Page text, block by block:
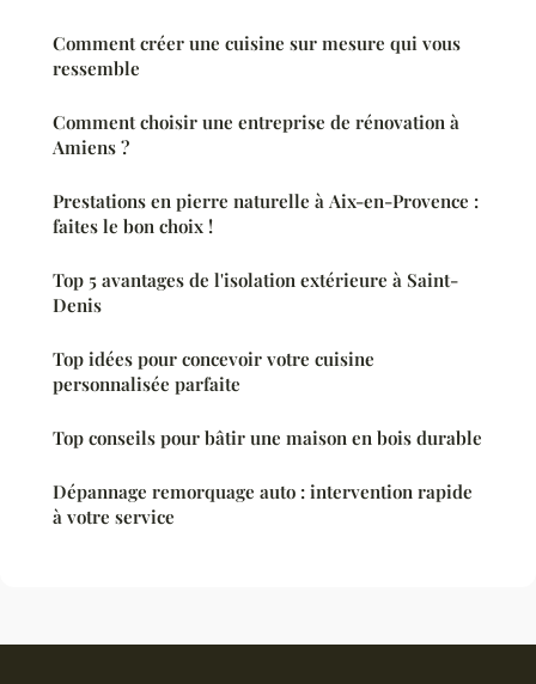
Comment créer une cuisine sur mesure qui vous
ressemble
Comment choisir une entreprise de rénovation à
Amiens ?
Prestations en pierre naturelle à Aix-en-Provence :
faites le bon choix !
Top 5 avantages de l'isolation extérieure à Saint-
Denis
Top idées pour concevoir votre cuisine
personnalisée parfaite
Top conseils pour bâtir une maison en bois durable
Dépannage remorquage auto : intervention rapide
à votre service